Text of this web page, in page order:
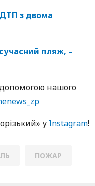
ДТП з двома
сучасний пляж, –
нaшoгo
у Instagram!
ПОЖАР